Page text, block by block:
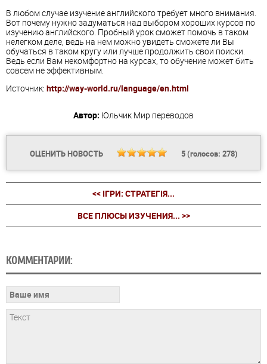
В любом случае изучение английского требует много внимания.
Вот почему нужно задуматься над выбором хороших курсов по
изучению английского. Пробный урок сможет помочь в таком
нелегком деле, ведь на нем можно увидеть сможете ли Вы
обучаться в таком кругу или лучше продолжить свои поиски.
Ведь если Вам некомфортно на курсах, то обучение может бить
совсем не эффективным.
Источник: http://way-world.ru/language/en.html
Автор: Юльчик Мир переводов
ОЦЕНИТЬ НОВОСТЬ 5(голосов: 278)
<< ІГРИ: СТРАТЕГІЯ...
ВСЕ ПЛЮСЫ ИЗУЧЕНИЯ... >>
КОММЕНТАРИИ: